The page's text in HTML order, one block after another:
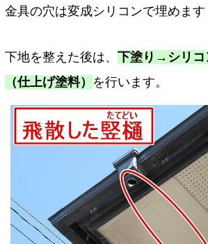
金具の穴は変成シリコンで埋めます
下地を整えた後は、 下塗り→シリコ
（仕上げ塗料） を行います。